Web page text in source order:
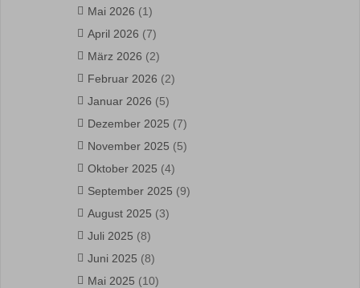
Mai 2026 (1)
April 2026 (7)
März 2026 (2)
Februar 2026 (2)
Januar 2026 (5)
Dezember 2025 (7)
November 2025 (5)
Oktober 2025 (4)
September 2025 (9)
August 2025 (3)
Juli 2025 (8)
Juni 2025 (8)
Mai 2025 (10)